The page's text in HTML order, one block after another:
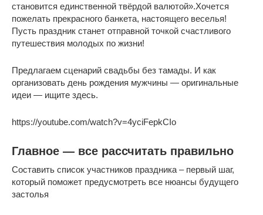
становится единственной твёрдой валютой».Хочется
пожелать прекрасного банкета, настоящего веселья!
Пусть праздник станет отправной точкой счастливого
путешествия молодых по жизни!
Предлагаем сценарий свадьбы без тамады. И как
организовать день рождения мужчины — оригинальные
идеи — ищите здесь.
https://youtube.com/watch?v=4yciFepkCIo
Главное — все рассчитать правильно
Составить список участников праздника – первый шаг,
который поможет предусмотреть все нюансы будущего
застолья